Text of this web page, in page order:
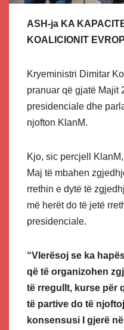
ASH-ja KA
KOALICIONIT
Kryeministri Dimitar
pranuar që gjatë Majit
presidenciale dhe
njofton KlanM.
Kjo, sic percjell
Maj të mbahen
rrethin e dytë të
më herët do të jetë
presidenciale.
“Vlerësoj se ka
që të organizohen
të rregullt, kurse për
të partive do të
konsensusi I gjerë